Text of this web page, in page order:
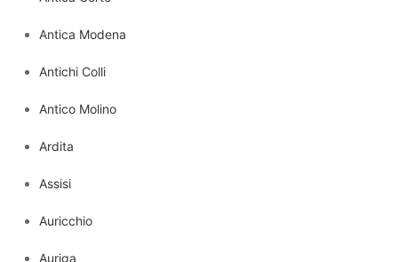
Antica Modena
Antichi Colli
Antico Molino
Ardita
Assisi
Auricchio
Auriga